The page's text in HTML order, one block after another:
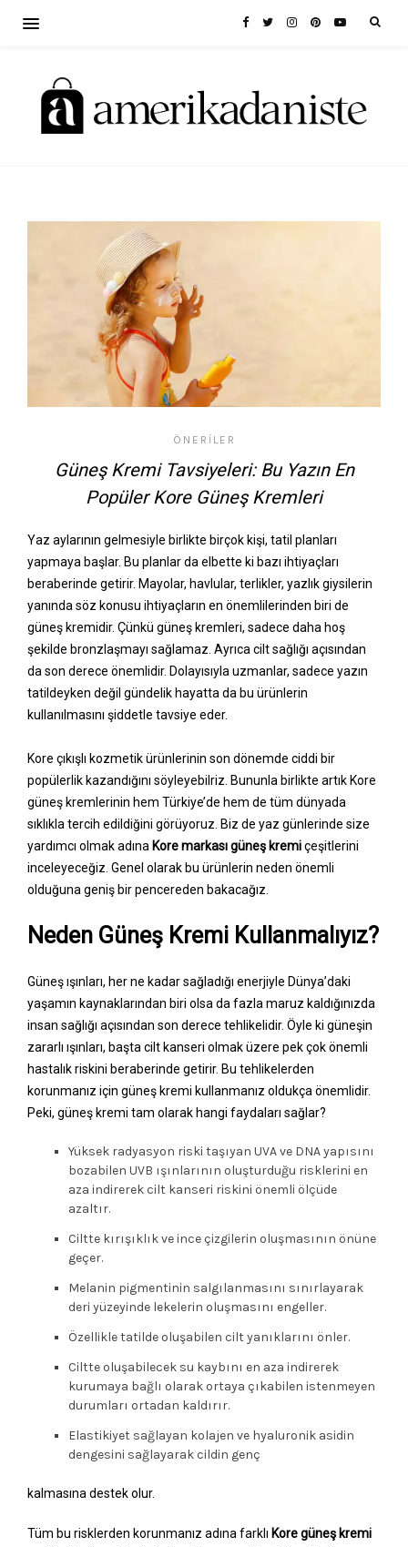
ÖNERILER
Güneş Kremi Tavsiyeleri: Bu Yazın En
Popüler Kore Güneş Kremleri
Yaz aylarının gelmesiyle birlikte birçok kişi, tatil planları
yapmaya başlar. Bu planlar da elbette ki bazı ihtiyaçları
beraberinde getirir. Mayolar, havlular, terlikler, yazlık giysilerin
yanında söz konusu ihtiyaçların en önemlilerinden biri de
güneş kremidir. Çünkü güneş kremleri, sadece daha hoş
şekilde bronzlaşmayı sağlamaz. Ayrıca cilt sağlığı açısından
da son derece önemlidir. Dolayısıyla uzmanlar, sadece yazın
tatildeyken değil gündelik hayatta da bu ürünlerin
kullanılmasını şiddetle tavsiye eder.
Kore çıkışlı kozmetik ürünlerinin son dönemde ciddi bir
popülerlik kazandığını söyleyebilriz. Bununla birlikte artık Kore
güneş kremlerinin hem Türkiye’de hem de tüm dünyada
sıklıkla tercih edildiğini görüyoruz. Biz de yaz günlerinde size
yardımcı olmak adına Kore markası güneş kremiçeşitlerini
inceleyeceğiz. Genel olarak bu ürünlerin neden önemli
olduğuna geniş bir pencereden bakacağız.
Neden Güneş Kremi Kullanmalıyız?
Güneş ışınları, her ne kadar sağladığı enerjiyle Dünya’daki
yaşamın kaynaklarından biri olsa da fazla maruz kaldığınızda
insan sağlığı açısından son derece tehlikelidir. Öyle ki güneşin
zararlı ışınları, başta cilt kanseri olmak üzere pek çok önemli
hastalık riskini beraberinde getirir. Bu tehlikelerden
korunmanız için güneş kremi kullanmanız oldukça önemlidir.
Peki, güneş kremi tam olarak hangi faydaları sağlar?
Yüksek radyasyon riski taşıyan UVA ve DNA yapısını
bozabilen UVB ışınlarının oluşturduğu risklerini en
aza indirerek cilt kanseri riskini önemli ölçüde
azaltır.
Ciltte kırışıklık ve ince çizgilerin oluşmasının önüne
geçer.
Melanin pigmentinin salgılanmasını sınırlayarak
deri yüzeyinde lekelerin oluşmasını engeller.
Özellikle tatilde oluşabilen cilt yanıklarını önler.
Ciltte oluşabilecek su kaybını en aza indirerek
kurumaya bağlı olarak ortaya çıkabilen istenmeyen
durumları ortadan kaldırır.
Elastikiyet sağlayan kolajen ve hyaluronik asidin
dengesini sağlayarak cildin genç
kalmasına destek olur.
Tüm bu risklerden korunmanız adına farklı Kore güneş kremi